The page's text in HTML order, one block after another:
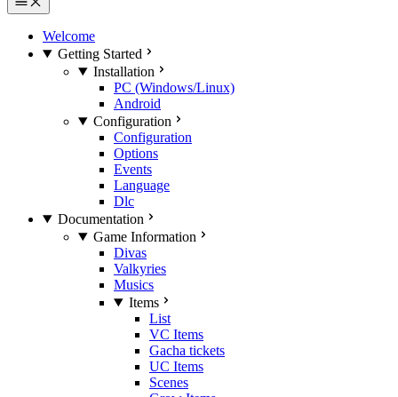
Welcome
Getting Started
Installation
PC (Windows/Linux)
Android
Configuration
Configuration
Options
Events
Language
Dlc
Documentation
Game Information
Divas
Valkyries
Musics
Items
List
VC Items
Gacha tickets
UC Items
Scenes